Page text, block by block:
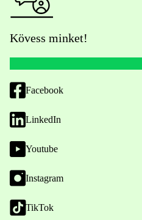
Kövess minket!
Facebook
LinkedIn
Youtube
Instagram
TikTok